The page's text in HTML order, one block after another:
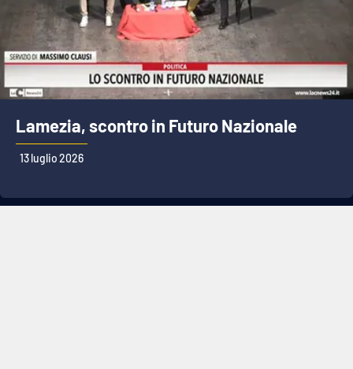
Lamezia, scontro in Futuro Nazionale
13 luglio 2026